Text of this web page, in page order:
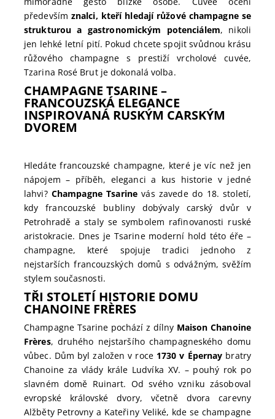
především znalci, kteří hledají růžové champagne se
strukturou a gastronomickým potenciálem, nikoli
jen lehké letní pití. Pokud chcete spojit svůdnou krásu
růžového champagne s prestiží vrcholové cuvée,
Tzarina Rosé Brut je dokonalá volba.
CHAMPAGNE TSARINE –
FRANCOUZSKÁ ELEGANCE
INSPIROVANÁ RUSKÝM CARSKÝM
DVOREM
Hledáte francouzské champagne, které je víc než jen
nápojem – příběh, eleganci a kus historie v jedné
lahvi? Champagne Tsarinevás zavede do 18. století,
kdy francouzské bubliny dobývaly carský dvůr v
Petrohradě a staly se symbolem rafinovanosti ruské
aristokracie. Dnes je Tsarine moderní hold této éře –
champagne, které spojuje tradici jednoho z
nejstarších francouzských domů s odvážným, svěžím
stylem současnosti.
TŘI STOLETÍ HISTORIE DOMU
CHANOINE FRÈRES
Champagne Tsarine pochází z dílny Maison Chanoine
Frères, druhého nejstaršího champagneského domu
vůbec. Dům byl založen v roce 1730 v Épernay bratry
Chanoine za vlády krále Ludvíka XV. – pouhý rok po
slavném domě Ruinart. Od svého vzniku zásoboval
evropské královské dvory, včetně dvora carevny
Alžběty Petrovny a Kateřiny Veliké, kde se champagne